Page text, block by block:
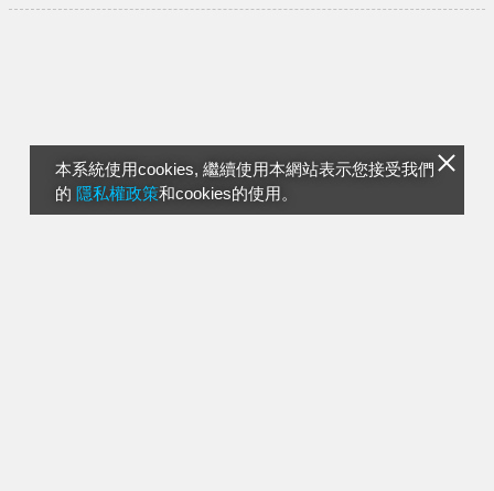
本系統使用cookies, 繼續使用本網站表示您接受我們
的 隱私權政策和cookies的使用。